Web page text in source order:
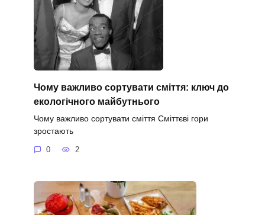
Чому важливо сортувати сміття: ключ до
екологічного майбутнього
Чому важливо сортувати сміття Сміттєві гори
зростають
0 2